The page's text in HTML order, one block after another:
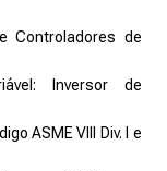
Controladores de
Inversor de
ASME VIII Div. I e